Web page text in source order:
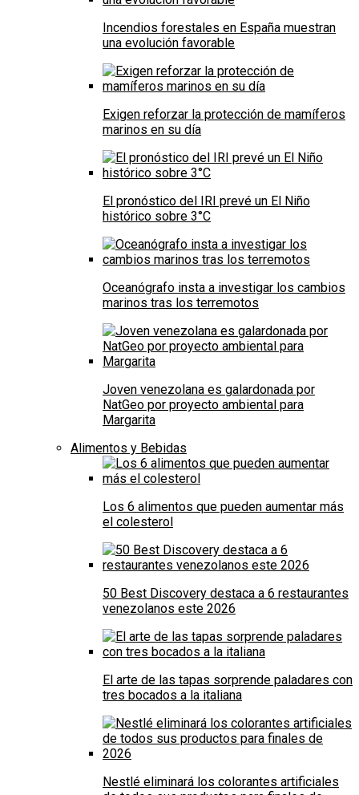
Incendios forestales en España muestran
una evolución favorable
Exigen reforzar la protección de mamíferos
marinos en su día
El pronóstico del IRI prevé un El Niño
histórico sobre 3°C
Oceanógrafo insta a investigar los cambios
marinos tras los terremotos
Joven venezolana es galardonada por
NatGeo por proyecto ambiental para
Margarita
Alimentos y Bebidas
Los 6 alimentos que pueden aumentar más
el colesterol
50 Best Discovery destaca a 6 restaurantes
venezolanos este 2026
El arte de las tapas sorprende paladares con
tres bocados a la italiana
Nestlé eliminará los colorantes artificiales